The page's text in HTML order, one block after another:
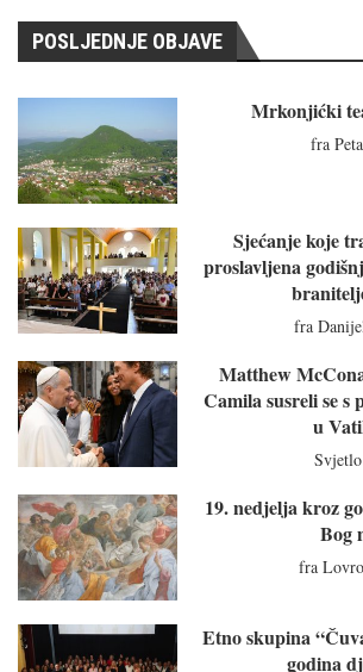
POSLJEDNJE OBJAVE
Mrkonjićki
fra
Sjećanje koje
proslavljena
fra
Matthew
Camila susreli se s
u
19. nedjelja kroz
Bog
fra
Etno skupina
godina